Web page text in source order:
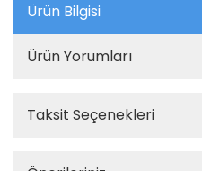
Ürün Bilgisi
Ürün Yorumları
Taksit Seçenekleri